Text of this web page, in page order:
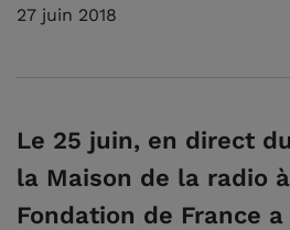
27 juin 2018
Le 25 juin, en direct
la Maison de la radio
Fondation de France